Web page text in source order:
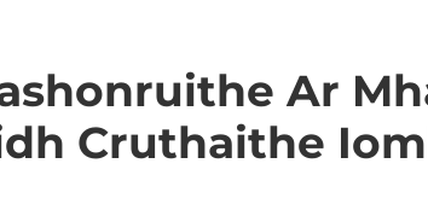
Ar
Cruthaithe